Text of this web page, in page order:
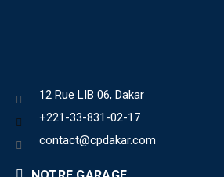
12 Rue LIB 06, Dakar
+221-33-831-02-17
contact@cpdakar.com